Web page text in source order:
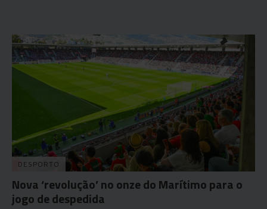
DESPORTO
Nova ‘revolução’ no onze do Marítimo para o
jogo de despedida